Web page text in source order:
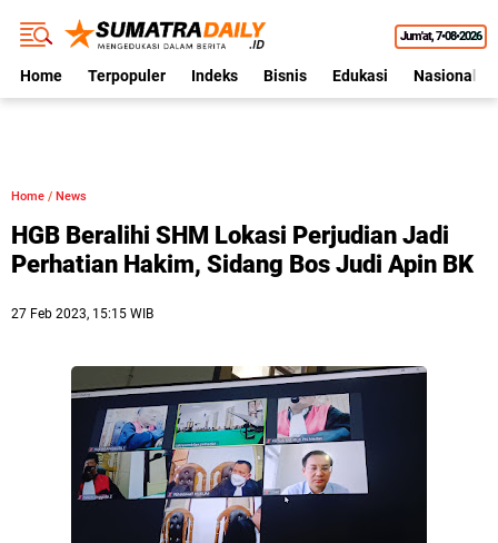
Jum'at 7•08•2026
Home Terpopuler Indeks Bisnis Edukasi Nasional
Home / News
HGB Beralihi SHM Lokasi Perjudian Jadi
Perhatian Hakim, Sidang Bos Judi Apin BK
27 Feb 2023, 15:15 WIB